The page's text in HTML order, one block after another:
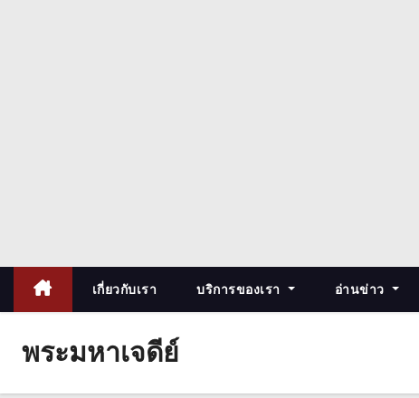
เกี่ยวกับเรา บริการของเรา อ่านข่าว
พระมหาเจดีย์